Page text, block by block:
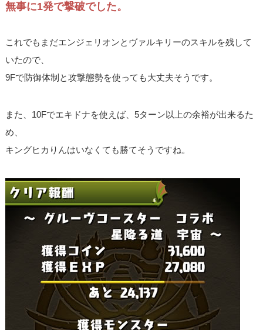
無事に1発で撃破でした。
これでもまだエンジェリオンとヴァルキリーのスキルを残して
いたので、
9Fで防御体制と攻撃態勢を使っても大丈夫そうです。
また、10Fでエキドナを使えば、5ターン以上の余裕が出来るた
め、
キングヒカりんはいなくても勝てそうですね。